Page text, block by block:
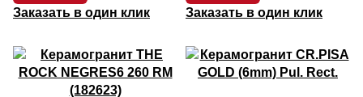
Заказать в один клик Заказать в один клик